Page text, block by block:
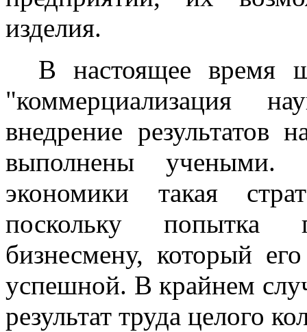
изделия.
В настоящее время
"коммерциализация
внедрение результатов
выполнены
экономики такая
поскольку попытка
бизнесмену, который
успешной. В крайнем
результат труда целого